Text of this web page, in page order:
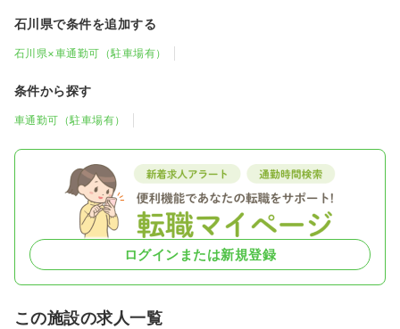
石川県で条件を追加する
石川県×車通勤可（駐車場有）
条件から探す
車通勤可（駐車場有）
ログインまたは新規登録
この施設の求人一覧